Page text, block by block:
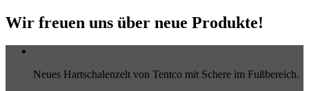
Wir freuen uns über neue Produkte!
Neues Hartschalenzelt von Tentco mit Schere im Fußbereich.